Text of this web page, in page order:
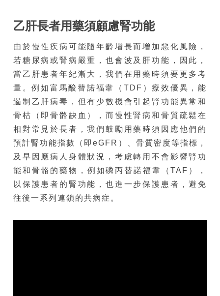
乙肝長者用藥須顧慮腎功能
由於慢性疾病可能隨年齡增長而增加惡化風險，
若糖尿病或腎病嚴重，也會波及肝功能，因此，
當乙肝患者年紀漸大，我們在用藥時須要更多考
量。例如富馬酸替諾福韋（TDF）療效優異，能
遏制乙肝病毒，但有少數機會引起腎功能異常和
骨枯（即骨骼缺血），而慢性腎病和骨質疏鬆在
相對常見於長者，我們鼓勵用藥時須因應他們的
預計腎功能指數（即eGFR）、骨質密度等指標，
及早因應病人身體狀況，考慮轉用不會影響腎功
能和骨骼的藥物，例如磷丙替諾福韋（TAF），
以保護患者的腎功能，也進一步保護患者，避免
往後一系列連鎖的共病症。